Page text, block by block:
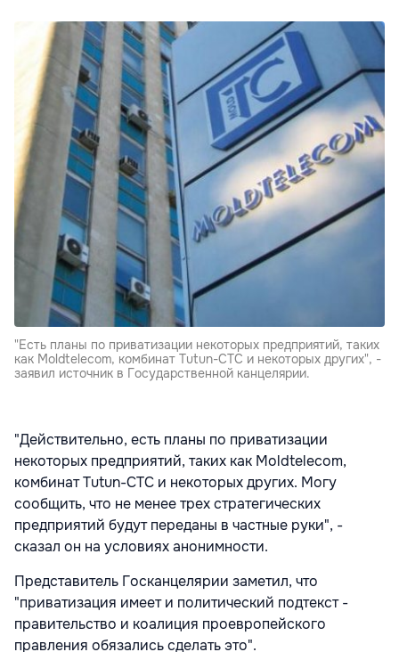
"Есть планы по приватизации некоторых предприятий, таких
как Moldtelecom, комбинат Tutun-CTC и некоторых других", -
заявил источник в Государственной канцелярии.
"Действительно, есть планы по приватизации
некоторых предприятий, таких как Moldtelecom,
комбинат Tutun-CTC и некоторых других. Могу
сообщить, что не менее трех стратегических
предприятий будут переданы в частные руки", -
сказал он на условиях анонимности.
Представитель Госканцелярии заметил, что
"приватизация имеет и политический подтекст -
правительство и коалиция проевропейского
правления обязались сделать это".